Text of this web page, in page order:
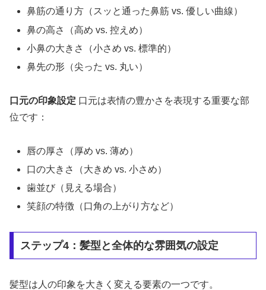
鼻筋の通り方（スッと通った鼻筋 vs. 優しい曲線）
鼻の高さ（高め vs. 控えめ）
小鼻の大きさ（小さめ vs. 標準的）
鼻先の形（尖った vs. 丸い）
口元の印象設定 口元は表情の豊かさを表現する重要な部
位です：
唇の厚さ（厚め vs. 薄め）
口の大きさ（大きめ vs. 小さめ）
歯並び（見える場合）
笑顔の特徴（口角の上がり方など）
ステップ4：髪型と全体的な雰囲気の設定
髪型は人の印象を大きく変える要素の一つです。